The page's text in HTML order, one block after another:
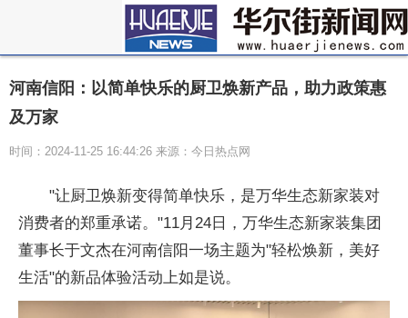
河南信阳：以简单快乐的厨卫焕新产品，助力政策惠
及万家
时间：2024-11-25 16:44:26 来源：今日热点网
"让厨卫焕新变得简单快乐，是万华生态新家装对
消费者的郑重承诺。"11月24日，万华生态新家装集团
董事长于文杰在河南信阳一场主题为"轻松焕新，美好
生活"的新品体验活动上如是说。